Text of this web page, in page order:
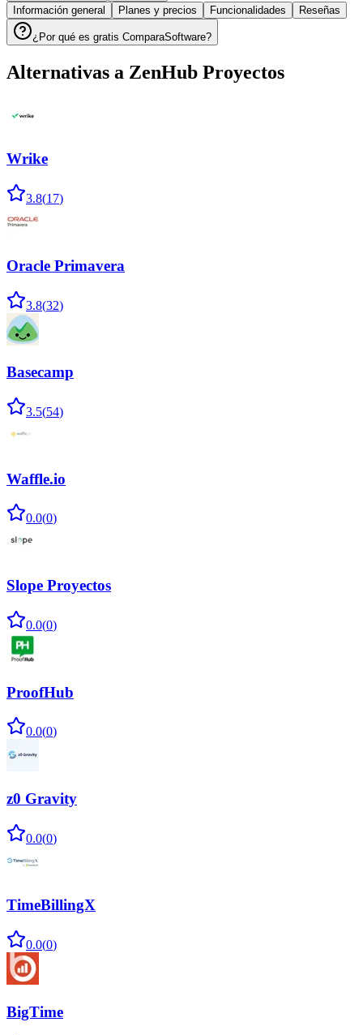
Información general
Planes y precios Funcionalidades Reseñas
¿Por qué es gratis ComparaSoftware?
Alternativas a ZenHub Proyectos
Wrike
3.8(17)
Oracle Primavera
3.8(32)
Basecamp
3.5(54)
Waffle.io
0.0(0)
Slope Proyectos
0.0(0)
ProofHub
0.0(0)
z0 Gravity
0.0(0)
TimeBillingX
0.0(0)
BigTime